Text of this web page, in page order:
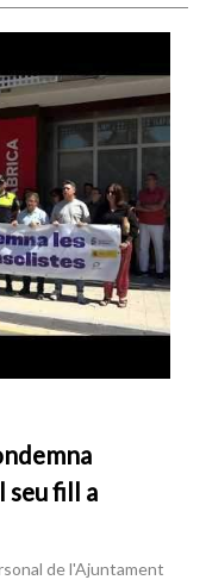
seu fill a
de l'Ajuntament